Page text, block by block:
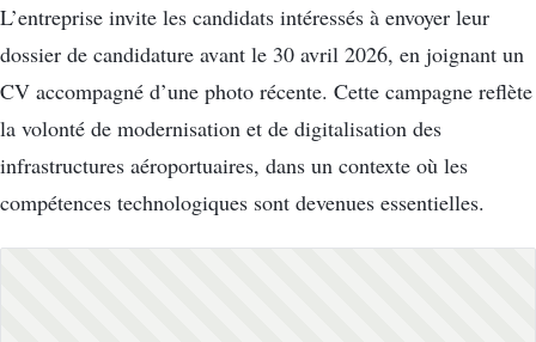
L’entreprise invite les candidats intéressés à envoyer leur
dossier de candidature avant le 30 avril 2026, en joignant un
CV accompagné d’une photo récente. Cette campagne reflète
la volonté de modernisation et de digitalisation des
infrastructures aéroportuaires, dans un contexte où les
compétences technologiques sont devenues essentielles.